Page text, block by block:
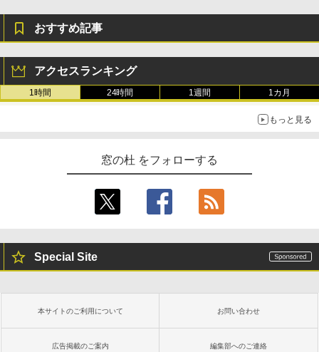
おすすめ記事
アクセスランキング
1時間 24時間 1週間 1カ月
もっと見る
窓の杜 をフォローする
Special Site
本サイトのご利用について お問い合わせ
広告掲載のご案内 編集部へのご連絡